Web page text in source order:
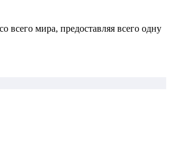
всего мира, предоставляя всего одну